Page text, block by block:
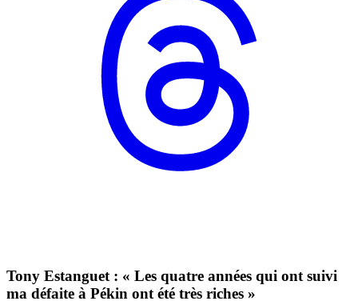
Tony Estanguet : « Les quatre années qui ont suivi
ma défaite à Pékin ont été très riches »